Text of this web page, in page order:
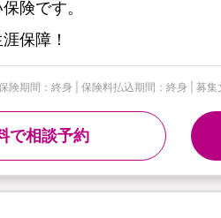
険です。
保障！
険期間：終身 | 保険料払込期間：終身 | 募
で相談予約